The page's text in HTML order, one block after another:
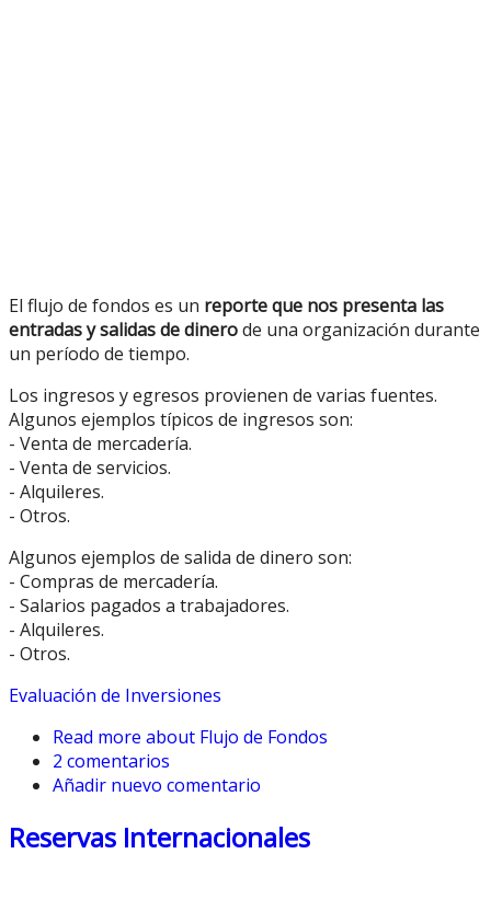
El flujo de fondos es un reporte que nos presenta las
entradas y salidas de dinerode una organización durante
un período de tiempo.
Los ingresos y egresos provienen de varias fuentes.
Algunos ejemplos típicos de ingresos son:
- Venta de mercadería.
- Venta de servicios.
- Alquileres.
- Otros.
Algunos ejemplos de salida de dinero son:
- Compras de mercadería.
- Salarios pagados a trabajadores.
- Alquileres.
- Otros.
Evaluación de Inversiones
Read more about Flujo de Fondos
2 comentarios
Añadir nuevo comentario
Reservas Internacionales